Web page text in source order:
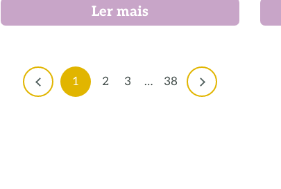
Ler mais
1 2 3 … 38